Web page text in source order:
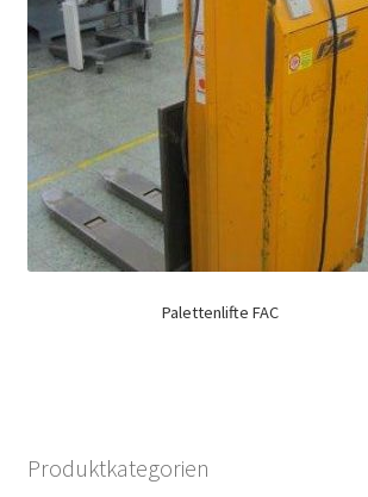
Palettenlifte FAC
Produktkategorien